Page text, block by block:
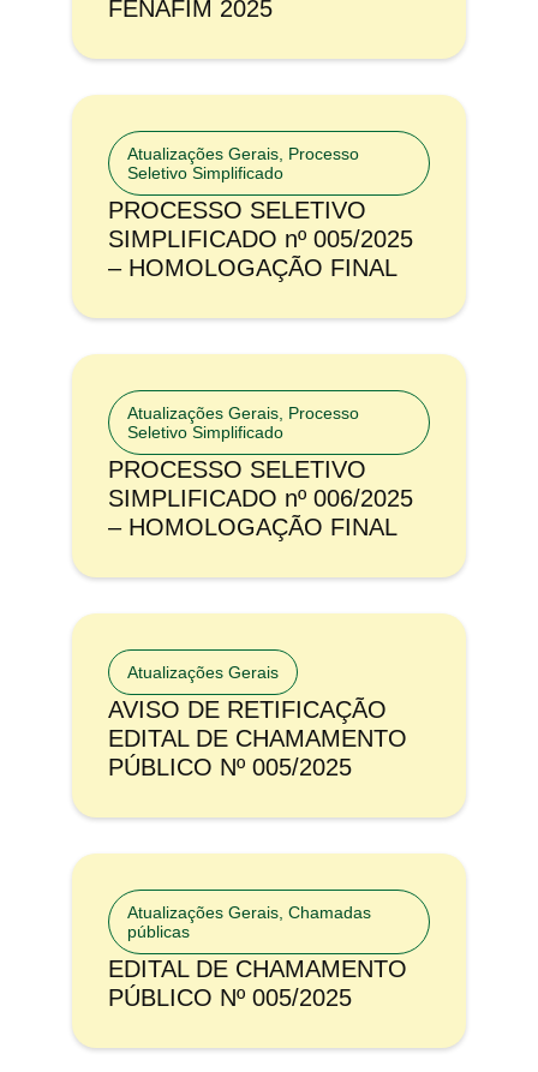
FENAFIM 2025
Atualizações Gerais, Processo
Seletivo Simplificado
PROCESSO SELETIVO
SIMPLIFICADO nº 005/2025
– HOMOLOGAÇÃO FINAL
Atualizações Gerais, Processo
Seletivo Simplificado
PROCESSO SELETIVO
SIMPLIFICADO nº 006/2025
– HOMOLOGAÇÃO FINAL
Atualizações Gerais
AVISO DE RETIFICAÇÃO
EDITAL DE CHAMAMENTO
PÚBLICO Nº 005/2025
Atualizações Gerais, Chamadas
públicas
EDITAL DE CHAMAMENTO
PÚBLICO Nº 005/2025